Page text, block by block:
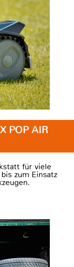
POP AIR
für viele
zum Einsatz